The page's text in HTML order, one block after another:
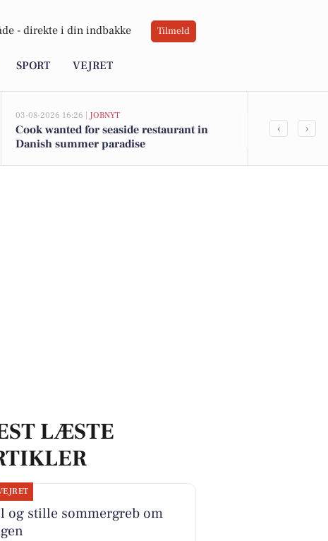
- direkte i din indbakke Tilmeld
SPORT VEJRET
03-08-2026 16:26 | JOBNYT
Cook wanted for seaside restaurant in
Danish summer paradise
Join our
‹ ›
LÆSTE
og stille sommergreb om